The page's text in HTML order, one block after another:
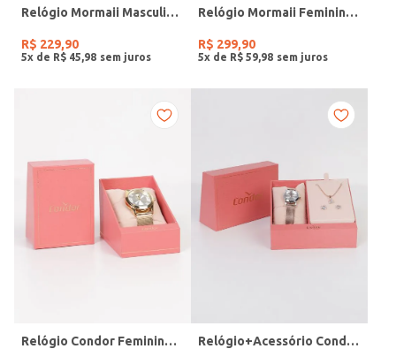
Relógio Mormaii Masculino PRETO
R$ 229,90
5x de R$ 45 98
Relógio Mormaii Feminino PRATA
R$ 299,90
5x de R$ 59 98
Relógio Condor Feminino DOURADO Relógio+Acessório Condor Feminino ROSE